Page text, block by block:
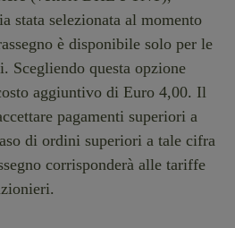
stata selezionata al momento
è disponibile solo per le
Scegliendo questa opzione
aggiuntivo di Euro 4,00. Il
pagamenti superiori a
di ordini superiori a tale cifra
corrisponderà alle tariffe